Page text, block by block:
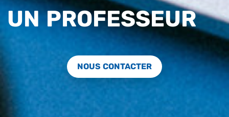
UN PROFESSEUR
NOUS CONTACTER